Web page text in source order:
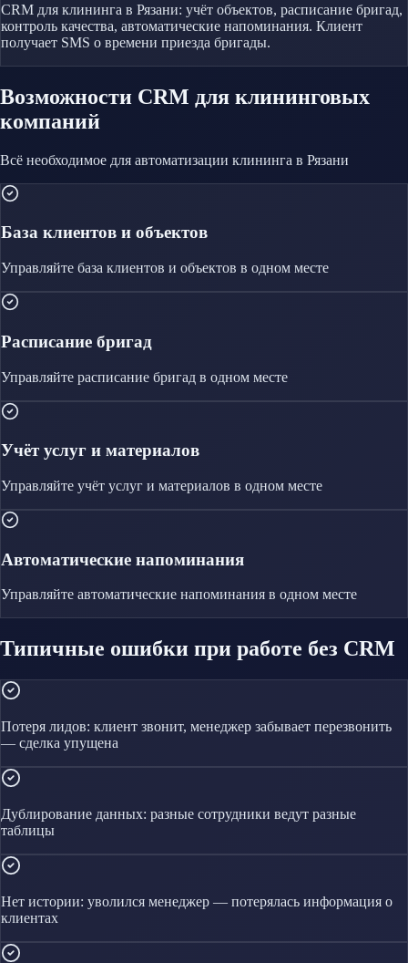
CRM для клининга в Рязани: учёт объектов, расписание бригад,
контроль качества, автоматические напоминания. Клиент
получает SMS о времени приезда бригады.
Возможности CRM для клининговых
компаний
Всё необходимое для автоматизации клининга в Рязани
База клиентов и объектов
Управляйте база клиентов и объектов в одном месте
Расписание бригад
Управляйте расписание бригад в одном месте
Учёт услуг и материалов
Управляйте учёт услуг и материалов в одном месте
Автоматические напоминания
Управляйте автоматические напоминания в одном месте
Типичные ошибки при работе без CRM
Потеря лидов: клиент звонит, менеджер забывает перезвонить
— сделка упущена
Дублирование данных: разные сотрудники ведут разные
таблицы
Нет истории: уволился менеджер — потерялась информация о
клиентах